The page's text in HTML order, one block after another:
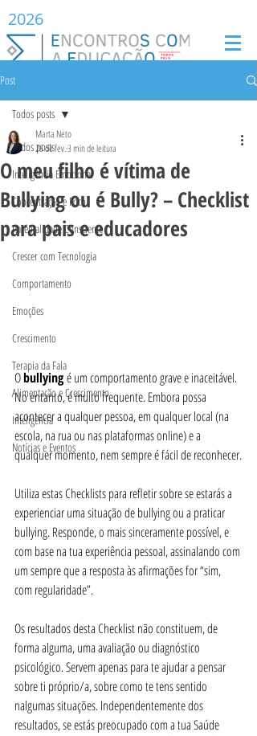
2026
Post
Todos posts
Inteligência Emocional
Concentração e Foco
Parentalidade Consciente
Crescer com Tecnologia
Comportamento
Emoções
Crescimento
Terapia da Fala
Alimentação e Crescimento
Inteligência
Notícias e Eventos
Todos posts
O meu filho é vítima de
Bullying ou é Bully? – Checklist
para pais e educadores
Marta Neto
26 de fev.3 min de leitura
O bullying é um comportamento grave e inaceitável.
No entanto, é muito frequente. Embora possa
acontecer a qualquer pessoa, em qualquer local (na
escola, na rua ou nas plataformas online) e a
qualquer momento, nem sempre é fácil de reconhecer.
Utiliza estas Checklists para refletir sobre se estarás a
experienciar uma situação de bullying ou a praticar
bullying. Responde, o mais sinceramente possível, e
com base na tua experiência pessoal, assinalando com
um sempre que a resposta às afirmações for “sim,
com regularidade”.
Os resultados desta Checklist não constituem, de
forma alguma, uma avaliação ou diagnóstico
psicológico. Servem apenas para te ajudar a pensar
sobre ti próprio/a, sobre como te tens sentido
nalgumas situações. Independentemente dos
resultados, se estás preocupado com a tua Saúde